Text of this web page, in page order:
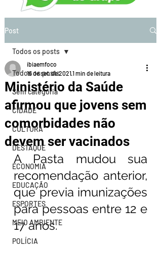
Post
Todos os posts
Sem categoria
CIDADE
CULTURA
DESTAQUE
ECONOMIA
EDUCAÇÃO
ESPORTES
MEIO AMBIENTE
POLÍCIA
Todos os posts
Ministério da Saúde
afirmou que jovens sem
comorbidades não
devem ser vacinados
ibiaemfoco
16 de set. de 20211 min de leitura
A Pasta mudou sua
recomendação anterior,
que previa imunizações
para pessoas entre 12 e
17 anos.